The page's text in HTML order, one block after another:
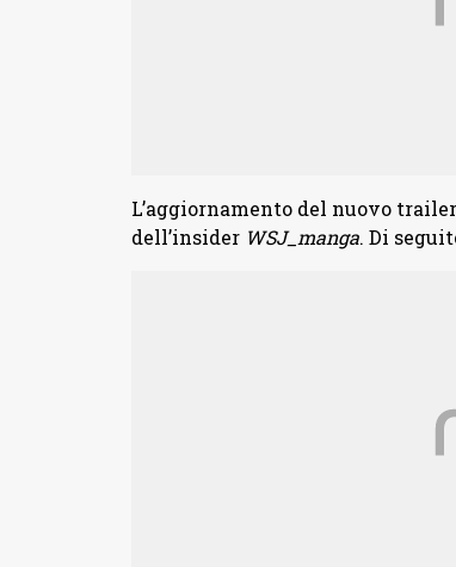
L’aggiornamento del nuovo trailer
dell’insider WSJ_manga. Di